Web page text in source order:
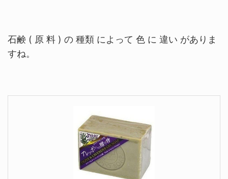
石鹸 ( 原 料 ) の 種類 によって 色 に 違い がありま
すね。